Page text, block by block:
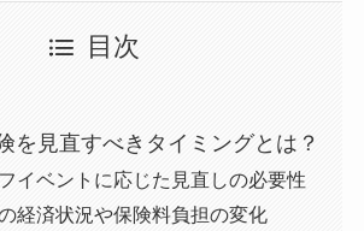
目次
を見直すべきタイミングとは？
イベントに応じた見直しの必要性
経済状況や保険料負担の変化